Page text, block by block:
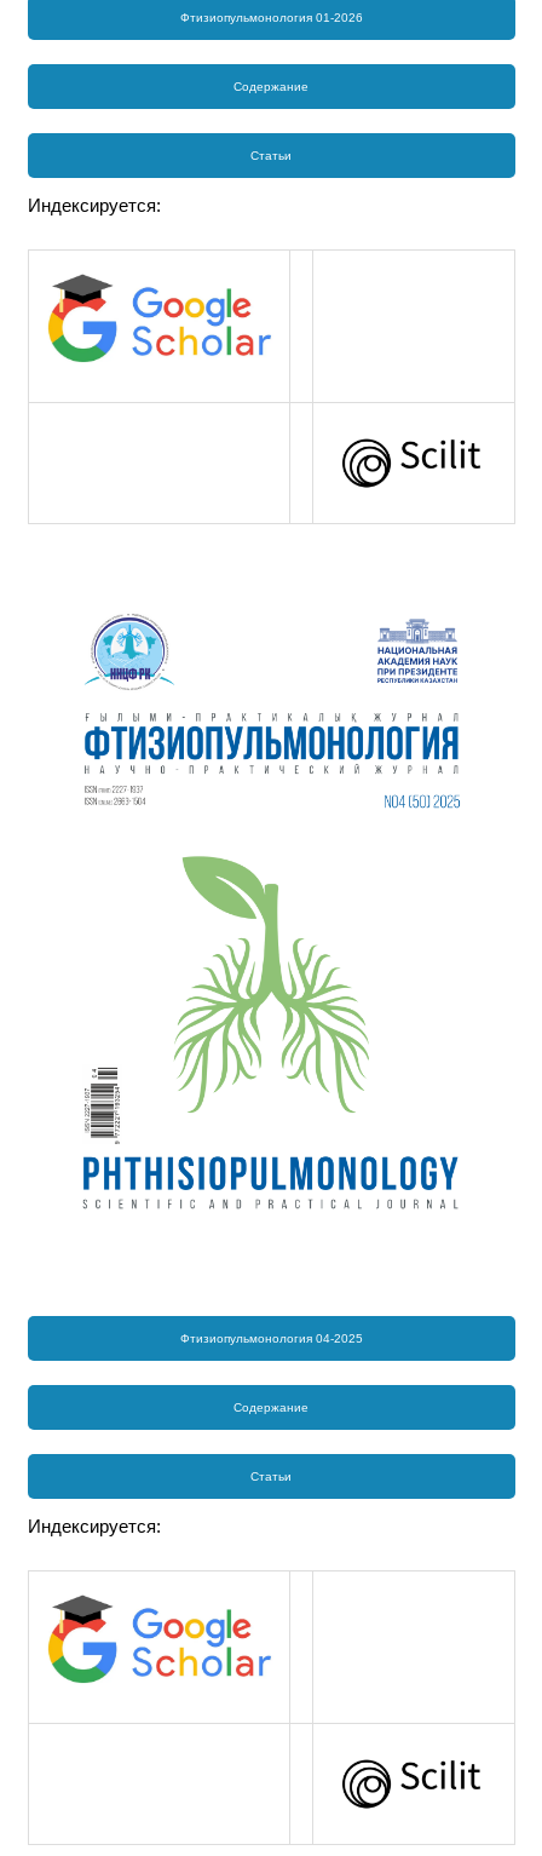
Фтизиопульмонология 01-2026
Содержание
Статьи
Индексируется:
Фтизиопульмонология 04-2025
Содержание
Статьи
Индексируется: